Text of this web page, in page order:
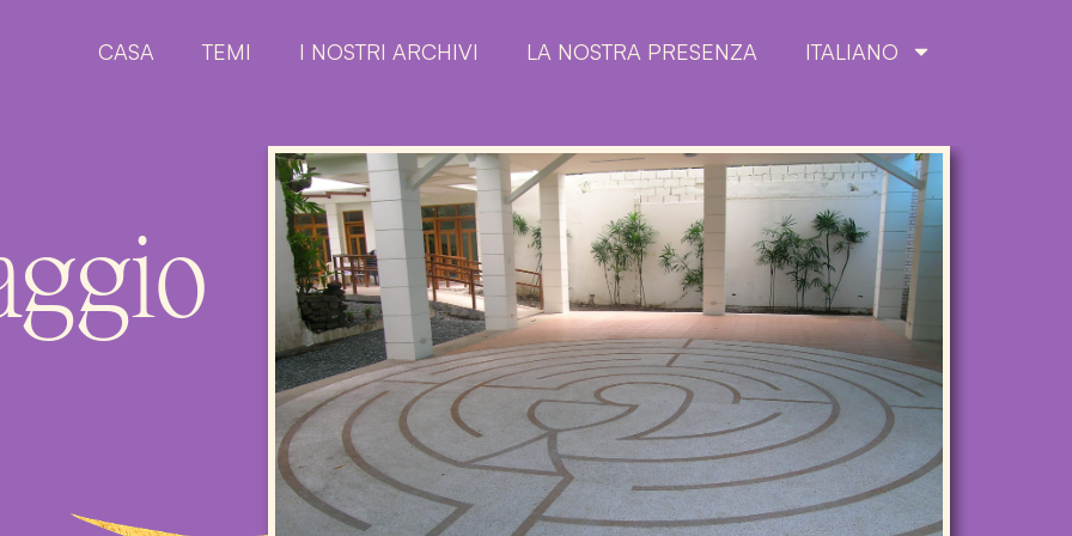
CASA TEMI I NOSTRI ARCHIVI LA NOSTRA PRESENZA ITALIANO